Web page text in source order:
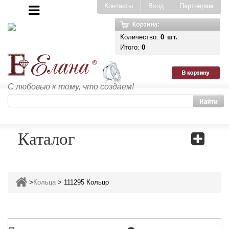
С любовью к тому, что создаем!
Партнерам
Вход
Контакты
Количество: 0 шт.
Итого: 0
Каталог
> Кольца > 111295 Кольцо